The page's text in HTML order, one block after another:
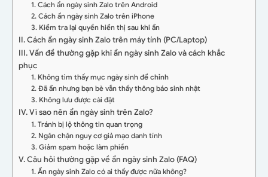
1. Cách ẩn ngày sinh Zalo trên Android
2. Cách ẩn ngày sinh Zalo trên iPhone
3. Kiểm tra lại quyền hiển thị sau khi ẩn
II. Cách ẩn ngày sinh Zalo trên máy tính (PC/Laptop)
III. Vấn đề thường gặp khi ẩn ngày sinh Zalo và cách khắc
phục
1. Không tìm thấy mục ngày sinh để chỉnh
2. Đã ẩn nhưng bạn bè vẫn thấy thông báo sinh nhật
3. Không lưu được cài đặt
IV. Vì sao nên ẩn ngày sinh trên Zalo?
1. Tránh bị lộ thông tin quan trọng
2. Ngăn chặn nguy cơ giả mạo danh tính
3. Giảm spam hoặc làm phiền
V. Câu hỏi thường gặp về ẩn ngày sinh Zalo (FAQ)
1. Ẩn ngày sinh Zalo có ai thấy được nữa không?